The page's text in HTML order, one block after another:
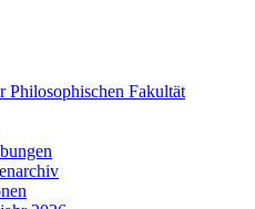
Philosophischen Fakultät